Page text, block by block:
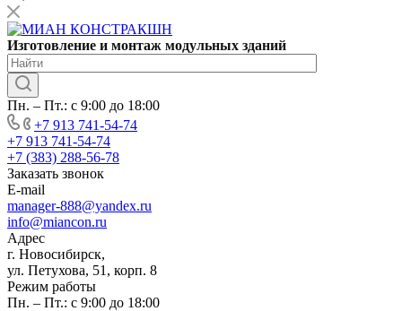
Изготовление и монтаж модульных зданий
Пн. – Пт.: с 9:00 до 18:00
+7 913 741-54-74
+7 913 741-54-74
+7 (383) 288-56-78
Заказать звонок
E-mail
manager-888@yandex.ru
info@miancon.ru
Адрес
г. Новосибирск,
ул. Петухова, 51, корп. 8
Режим работы
Пн. – Пт.: с 9:00 до 18:00